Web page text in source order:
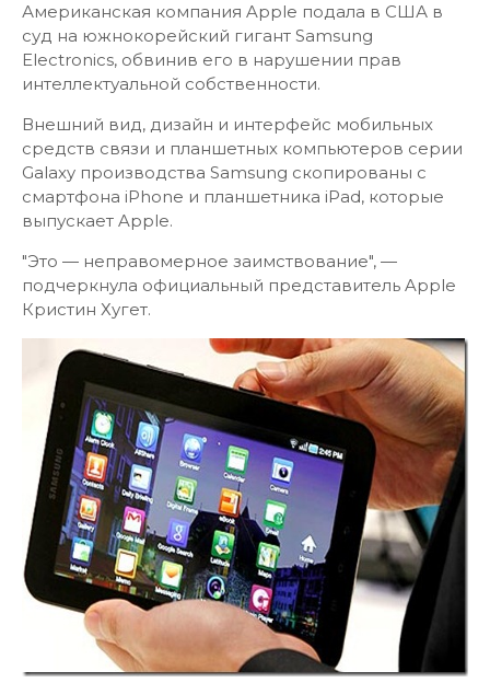
Американская компания Apple подала в США в
суд на южнокорейский гигант Samsung
Electronics, обвинив его в нарушении прав
интеллектуальной собственности.
Внешний вид, дизайн и интерфейс мобильных
средств связи и планшетных компьютеров серии
Galaxy производства Samsung скопированы с
смартфона iPhone и планшетника iPad, которые
выпускает Apple.
"Это — неправомерное заимствование", —
подчеркнула официальный представитель Apple
Кристин Хугет.